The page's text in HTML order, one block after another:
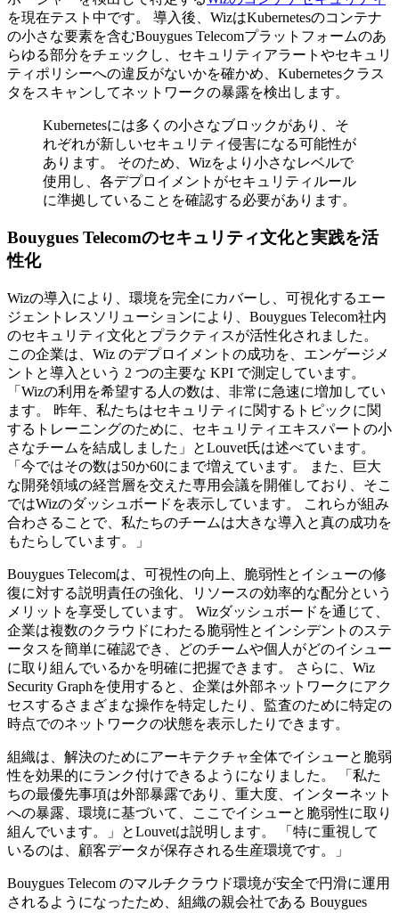
を現在テスト中です。 導入後、WizはKubernetesのコンテナ
の小さな要素を含むBouygues Telecomプラットフォームのあ
らゆる部分をチェックし、セキュリティアラートやセキュリ
ティポリシーへの違反がないかを確かめ、Kubernetesクラス
タをスキャンしてネットワークの暴露を検出します。
Kubernetesには多くの小さなブロックがあり、そ
れぞれが新しいセキュリティ侵害になる可能性が
あります。 そのため、Wizをより小さなレベルで
使用し、各デプロイメントがセキュリティルール
に準拠していることを確認する必要があります。
Bouygues Telecomのセキュリティ文化と実践を活
性化
Wizの導入により、環境を完全にカバーし、可視化するエー
ジェントレスソリューションにより、Bouygues Telecom社内
のセキュリティ文化とプラクティスが活性化されました。
この企業は、Wiz のデプロイメントの成功を、エンゲージメ
ントと導入という 2 つの主要な KPI で測定しています。
「Wizの利用を希望する人の数は、非常に急速に増加してい
ます。 昨年、私たちはセキュリティに関するトピックに関
するトレーニングのために、セキュリティエキスパートの小
さなチームを結成しました」とLouvet氏は述べています。
「今ではその数は50か60にまで増えています。 また、巨大
な開発領域の経営層を交えた専用会議を開催しており、そこ
ではWizのダッシュボードを表示しています。 これらが組み
合わさることで、私たちのチームは大きな導入と真の成功を
もたらしています。」
Bouygues Telecomは、可視性の向上、脆弱性とイシューの修
復に対する説明責任の強化、リソースの効率的な配分という
メリットを享受しています。 Wizダッシュボードを通じて、
企業は複数のクラウドにわたる脆弱性とインシデントのステ
ータスを簡単に確認でき、どのチームや個人がどのイシュー
に取り組んでいるかを明確に把握できます。 さらに、Wiz
Security Graphを使用すると、企業は外部ネットワークにアク
セスするさまざまな操作を特定したり、監査のために特定の
時点でのネットワークの状態を表示したりできます。
組織は、解決のためにアーキテクチャ全体でイシューと脆弱
性を効果的にランク付けできるようになりました。 「私た
ちの最優先事項は外部暴露であり、重大度、インターネット
への暴露、環境に基づいて、ここでイシューと脆弱性に取り
組んでいます。」とLouvetは説明します。 「特に重視して
いるのは、顧客データが保存される生産環境です。」
Bouygues Telecom のマルチクラウド環境が安全で円滑に運用
されるようになったため、組織の親会社である Bouygues